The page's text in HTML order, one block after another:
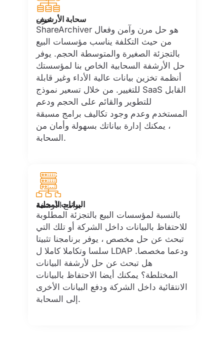
سحابة الأرشيف
خزن
ShareArchiver هو حل مرن وآمن وفعال
من حيث التكلفة يناسب مؤسسات البيع
بالتجزئة الصغيرة والمتوسطة الحجم. يوفر
حل الأرشفة السحابية الخاص بنا لمؤسستك
أنظمة تخزين بيانات عالية الأداء وغير قابلة
للتغيير. من خلال تسعير نموذج SaaS القابل
للتطوير والقائم على الحجم ودعم
المستخدم وعدم وجود تكاليف برامج مسبقة
، يمكنك إدارة بياناتك بسهولة وأمان من
السحابة.
البيانات المحلية
برامج الأرشفة
بالنسبة لمؤسسات البيع بالتجزئة المطلوبة
للاحتفاظ بالبيانات داخل الشركة أو تلك التي
تبحث عن حل مخصص ، يوفر برنامجنا تثبيتا
سلسا وتكاملا كاملا ل LDAP ودعما مخصصا.
هل تبحث عن حل لأرشفة البيانات
المختلطة؟ يمكنك أيضا الاحتفاظ بالبيانات
الانتقائية داخل الشركة ودفع البيانات الأخرى
إلى السحابة.